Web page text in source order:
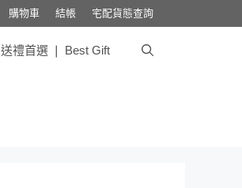
購物車 結帳 宅配貨態查詢
送禮首選 ❘ Best Gift